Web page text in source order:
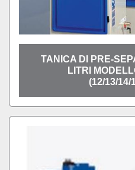
TANICA DI PRE-
LITRI
(12/13/14/